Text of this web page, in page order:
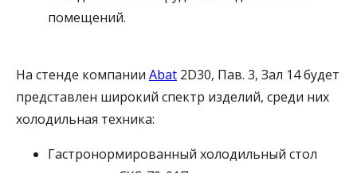
помещений.
На стенде компании Abat 2D30, Пав. 3, Зал 14 будет
представлен широкий спектр изделий, среди них
холодильная техника:
Гастронормированный холодильный стол